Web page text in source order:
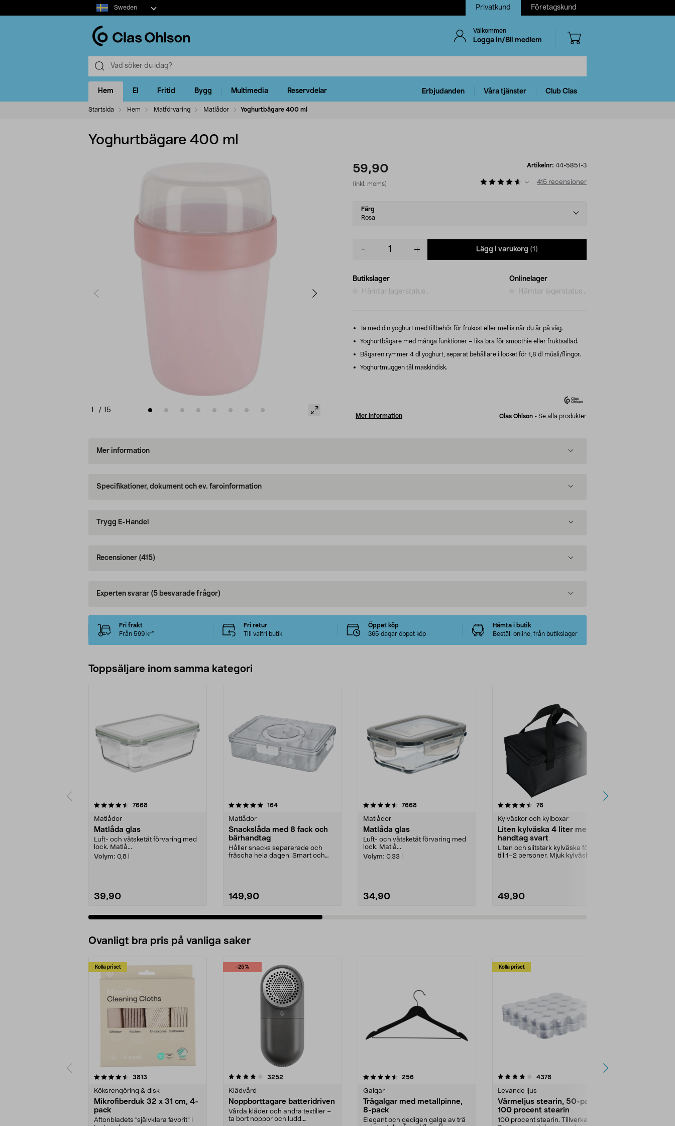
Select
market
Sweden Privatkund Företagskund
Välkommen
Logga in/Bli medlem
Hem El Fritid Bygg Multimedia Reservdelar Erbjudanden Våra tjänster Club Clas
Startsida Hem Matförvaring Matlådor Yoghurtbägare 400 ml
Yoghurtbägare 400 ml
1 / 15
59,90
(inkl. moms)
Artikelnr: 44-5851-3
415 recensioner
Select
variant
Färg
Rosa
Lägg i varukorg (1)
Butikslager
Hämtar lagerstatus...
Onlinelager
Hämtar lagerstatus...
Ta med din yoghurt med tillbehör för frukost eller mellis när du är på väg.
Yoghurtbägare med många funktioner – lika bra för smoothie eller fruktsallad.
Bägaren rymmer 4 dl yoghurt, separat behållare i locket för 1,8 dl müsli/flingor.
Yoghurtmuggen tål maskindisk.
Mer information Clas Ohlson - Se alla produkter
Mer information
Specifikationer, dokument och ev. faroinformation
Trygg E-Handel
Recensioner (415)
Experten svarar (5 besvarade frågor)
Fri frakt
Från 599 kr*
Fri retur
Till valfri butik
Öppet köp
365 dagar öppet köp
Hämta i butik
Beställ online, från butikslager
Toppsäljare inom samma kategori
7668recensioner
Matlådor
Matlåda glas
Luft- och vätsketät förvaring med
lock. Matlå...
Volym: 0,8 l
39,90
5.0 av 5 stjärnor 164recensioner
Matlådor
Snackslåda med 8 fack och
bärhandtag
Håller snacks separerade och
fräscha hela dagen. Smart och
149,90
4.5 av 5 stjärnor 7668recensioner
Matlådor
Matlåda glas
Luft- och vätsketät förvaring med
lock. Matlå...
Volym: 0,33 l
34,90
4.5 av 5 stjärnor 76recensioner
Kylväskor och kylboxar
Liten kylväska 4 liter med
handtag svart
Liten och slitstark kylväska för mat
till 1–2 personer. Mjuk kylväska, 4
49,90
4.5 av 5 stjärnor
Ovanligt bra pris på vanliga saker
Kolla priset
3813
Köksrengöring & disk
Mikrofiberduk 32 x 31 cm, 4-
pack
Aftonbladets "självklara favorit” i
-25%
4.0av 5 stjärnor 3252
Klädvård
Noppborttagare batteridriven
Vårda kläder och andra textilier –
ta bort noppor och ludd.
4.5av 5 stjärnor 256recensioner
Galgar
Trägalgar med metallpinne,
8-pack
Elegant och gedigen galge av trä
Kolla priset
4.0av 5 stjärnor 4378recensioner
Levande ljus
Värmeljus stearin, 50-pack,
100 procent stearin
100 procent stearin. Tillverkade i
4.5av 5 stjärnor